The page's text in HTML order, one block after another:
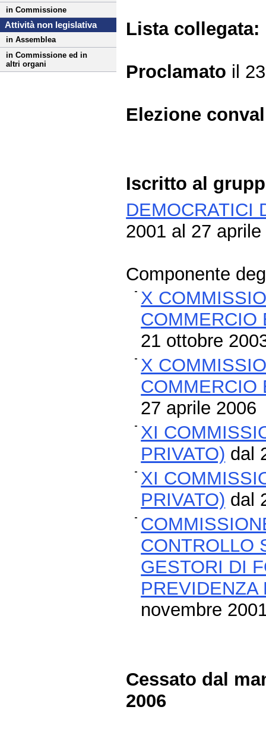
in Commissione
Attività non legislativa
in Assemblea
in Commissione ed in
altri organi
Lista collegata:
Proclamato il
Elezione
Iscritto al
DEMOCRATICI
2001 al 27
Componente
X
COMMERCIO
21 ottobre
X
COMMERCIO
27 aprile 2006
XI
PRIVATO) dal
XI
PRIVATO) dal
CONTROLLO
GESTORI DI
PREVIDENZA
novembre
Cessato dal
2006